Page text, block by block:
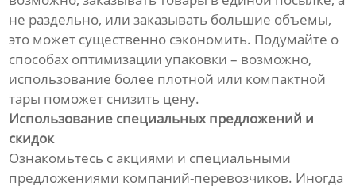
не раздельно, или заказывать большие объемы,
это может существенно сэкономить. Подумайте о
способах оптимизации упаковки – возможно,
использование более плотной или компактной
тары поможет снизить цену.
Использование специальных предложений и
скидок
Ознакомьтесь с акциями и специальными
предложениями компаний-перевозчиков. Иногда